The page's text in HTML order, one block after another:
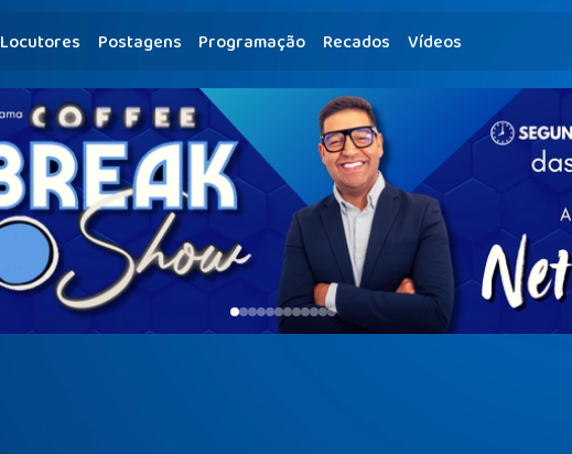
Locutores Postagens Programação Recados Vídeos